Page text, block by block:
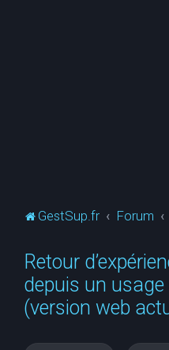
GestSup.fr Forum
Retour
depuis un
(version web